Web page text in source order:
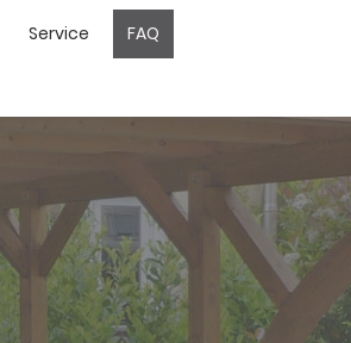
Service FAQ